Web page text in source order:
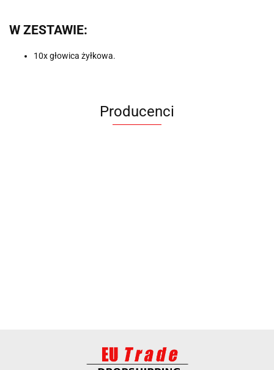
W ZESTAWIE:
10x głowica żyłkowa.
Producenci